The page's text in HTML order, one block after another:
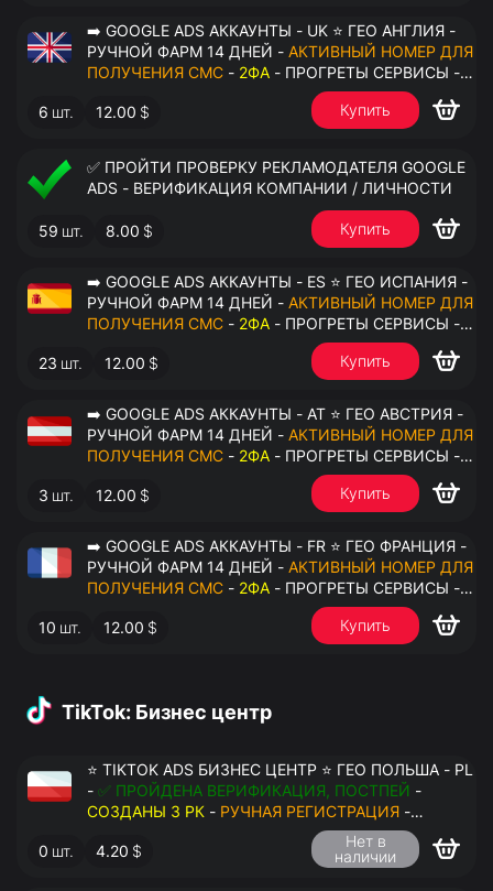
➡️ GOOGLE ADS АККАУНТЫ - UK ⭐ ГЕО АНГЛИЯ -
РУЧНОЙ ФАРМ 14 ДНЕЙ - АКТИВНЫЙ НОМЕР ДЛЯ
ПОЛУЧЕНИЯ СМС - 2ФА - ПРОГРЕТЫ СЕРВИСЫ -
6 шт. 12.00 $ Купить
✅ ПРОЙТИ ПРОВЕРКУ РЕКЛАМОДАТЕЛЯ GOOGLE
ADS - ВЕРИФИКАЦИЯ КОМПАНИИ / ЛИЧНОСТИ
59 шт. 8.00 $ Купить
➡️ GOOGLE ADS АККАУНТЫ - ES ⭐ ГЕО ИСПАНИЯ -
РУЧНОЙ ФАРМ 14 ДНЕЙ - АКТИВНЫЙ НОМЕР ДЛЯ
ПОЛУЧЕНИЯ СМС - 2ФА - ПРОГРЕТЫ СЕРВИСЫ -
23 шт. 12.00 $ Купить
➡️ GOOGLE ADS АККАУНТЫ - AT ⭐ ГЕО АВСТРИЯ -
РУЧНОЙ ФАРМ 14 ДНЕЙ - АКТИВНЫЙ НОМЕР ДЛЯ
ПОЛУЧЕНИЯ СМС - 2ФА - ПРОГРЕТЫ СЕРВИСЫ -
3 шт. 12.00 $ Купить
➡️ GOOGLE ADS АККАУНТЫ - FR ⭐ ГЕО ФРАНЦИЯ -
РУЧНОЙ ФАРМ 14 ДНЕЙ - АКТИВНЫЙ НОМЕР ДЛЯ
ПОЛУЧЕНИЯ СМС - 2ФА - ПРОГРЕТЫ СЕРВИСЫ -
10 шт. 12.00 $ Купить
TikTok: Бизнес центр
⭐ TIKTOK ADS БИЗНЕС ЦЕНТР ⭐ ГЕО ПОЛЬША - PL
- ✅ ПРОЙДЕНА ВЕРИФИКАЦИЯ, ПОСТПЕЙ -
СОЗДАНЫ 3 РК - РУЧНАЯ РЕГИСТРАЦИЯ -
ДОСТУП К ПОЧТЕ - КУКИ - ВАТ ЗАПОЛНЕН -
ПЕРЕДАЧА В АНТИДЕТЕКТ
0 шт. 4.20 $
Нет в
наличии